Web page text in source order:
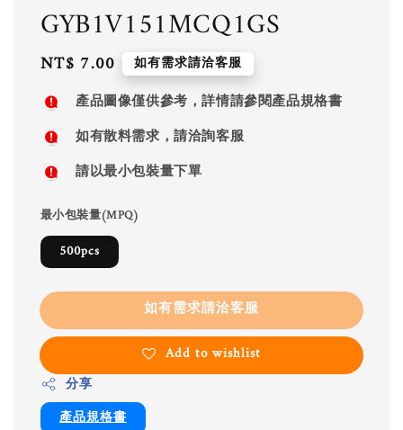
GYB1V151MCQ1GS
Regular
price
NT$ 7.00 如有需求請洽客服
產品圖像僅供參考，詳情請參閱產品規格書
如有散料需求，請洽詢客服
請以最小包裝量下單
最小包裝量(MPQ)
500pcs
如有需求請洽客服
Add to wishlist
分享
產品規格書